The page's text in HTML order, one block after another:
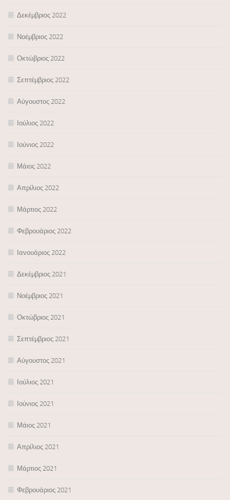
Δεκέμβριος 2022
Νοέμβριος 2022
Οκτώβριος 2022
Σεπτέμβριος 2022
Αύγουστος 2022
Ιούλιος 2022
Ιούνιος 2022
Μάιος 2022
Απρίλιος 2022
Μάρτιος 2022
Φεβρουάριος 2022
Ιανουάριος 2022
Δεκέμβριος 2021
Νοέμβριος 2021
Οκτώβριος 2021
Σεπτέμβριος 2021
Αύγουστος 2021
Ιούλιος 2021
Ιούνιος 2021
Μάιος 2021
Απρίλιος 2021
Μάρτιος 2021
Φεβρουάριος 2021